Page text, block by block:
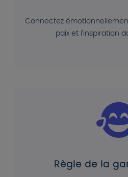
Connectez
paix et l'inspiration
Règle de la